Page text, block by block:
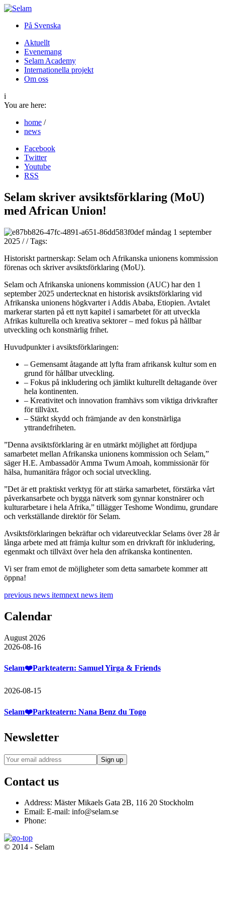
På Svenska
Aktuellt
Evenemang
Selam Academy
Internationella projekt
Om oss
i
You are here:
home /
news
Facebook
Twitter
Youtube
RSS
Selam skriver avsiktsförklaring (MoU)
med African Union!
måndag 1 september
2025 //Tags:
Historiskt partnerskap: Selam och Afrikanska unionens kommission
förenas och skriver avsiktsförklaring (MoU).
Selam och Afrikanska unionens kommission (AUC) har den 1
september 2025 undertecknat en historisk avsiktsförklaring vid
Afrikanska unionens högkvarter i Addis Ababa, Etiopien. Avtalet
markerar starten på ett nytt kapitel i samarbetet för att utveckla
Afrikas kulturella och kreativa sektorer – med fokus på hållbar
utveckling och konstnärlig frihet.
Huvudpunkter i avsiktsförklaringen:
– Gemensamt åtagande att lyfta fram afrikansk kultur som en
grund för hållbar utveckling.
– Fokus på inkludering och jämlikt kulturellt deltagande över
hela kontinenten.
– Kreativitet och innovation framhävs som viktiga drivkrafter
för tillväxt.
– Stärkt skydd och främjande av den konstnärliga
yttrandefriheten.
”Denna avsiktsförklaring är en utmärkt möjlighet att fördjupa
samarbetet mellan Afrikanska unionens kommission och Selam,”
säger H.E. Ambassadör Amma Twum Amoah, kommissionär för
hälsa, humanitära frågor och social utveckling.
”Det är ett praktiskt verktyg för att stärka samarbetet, förstärka vårt
påverkansarbete och bygga nätverk som gynnar konstnärer och
kulturarbetare i hela Afrika,” tillägger Teshome Wondimu, grundare
och verkställande direktör för Selam.
Avsiktsförklaringen bekräftar och vidareutvecklar Selams över 28 år
långa arbete med att främja kultur som en drivkraft för inkludering,
egenmakt och tillväxt över hela den afrikanska kontinenten.
Vi ser fram emot de möjligheter som detta samarbete kommer att
öppna!
previous news itemnext news item
Calendar
August 2026
2026-08-16
Selam❤️Parkteatern: Samuel Yirga & Friends
2026-08-15
Selam❤️Parkteatern: Nana Benz du Togo
Newsletter
Contact us
Address: Mäster Mikaels Gata 2B, 116 20 Stockholm
Email: E-mail: info@selam.se
Phone:
© 2014 - Selam